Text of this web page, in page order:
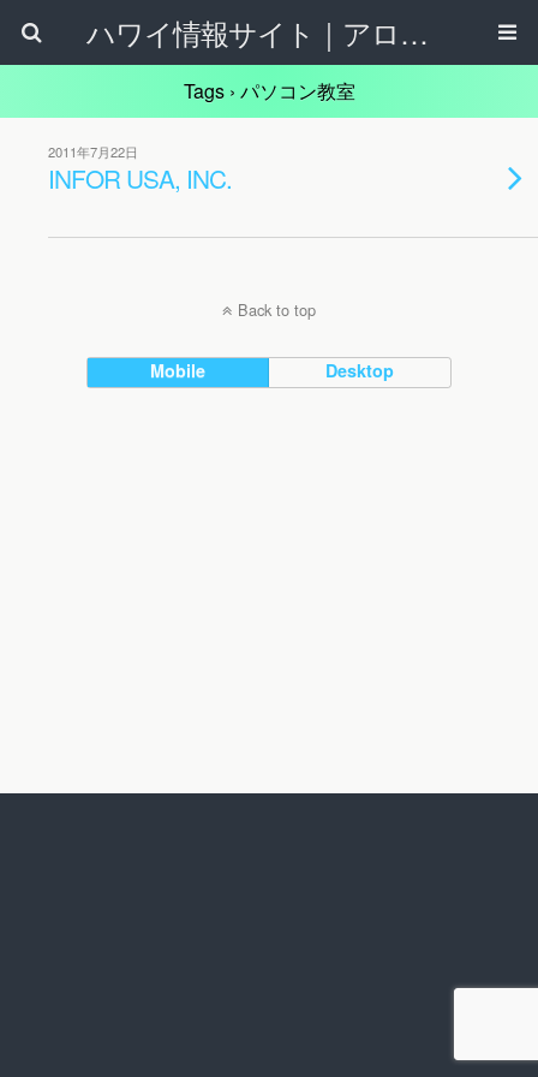
ハワイ情報サイト｜アロハタウンネット
Tags › パソコン教室
2011年7月22日
INFOR USA, INC.
Back to top
Mobile Desktop